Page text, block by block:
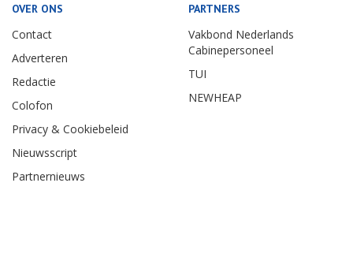
OVER ONS
Contact
Adverteren
Redactie
Colofon
Privacy & Cookiebeleid
Nieuwsscript
Partnernieuws
PARTNERS
Vakbond Nederlands
Cabinepersoneel
TUI
NEWHEAP